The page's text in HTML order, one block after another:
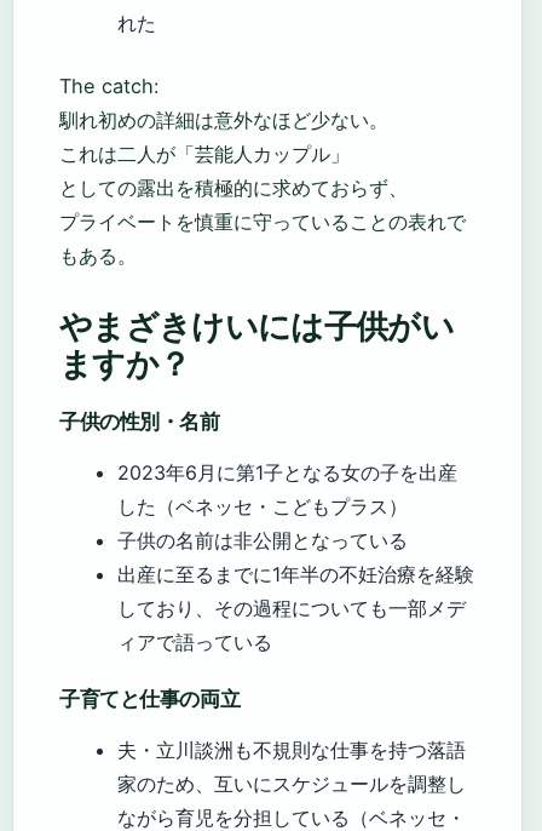
れた
The catch:
馴れ初めの詳細は意外なほど少ない。
これは二人が「芸能人カップル」
としての露出を積極的に求めておらず、
プライベートを慎重に守っていることの表れで
もある。
やまざきけいには子供がい
ますか？
子供の性別・名前
2023年6月に第1子となる女の子を出産
した（ベネッセ・こどもプラス）
子供の名前は非公開となっている
出産に至るまでに1年半の不妊治療を経験
しており、その過程についても一部メデ
ィアで語っている
子育てと仕事の両立
夫・立川談洲も不規則な仕事を持つ落語
家のため、互いにスケジュールを調整し
ながら育児を分担している（ベネッセ・